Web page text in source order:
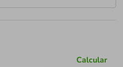
Calcular